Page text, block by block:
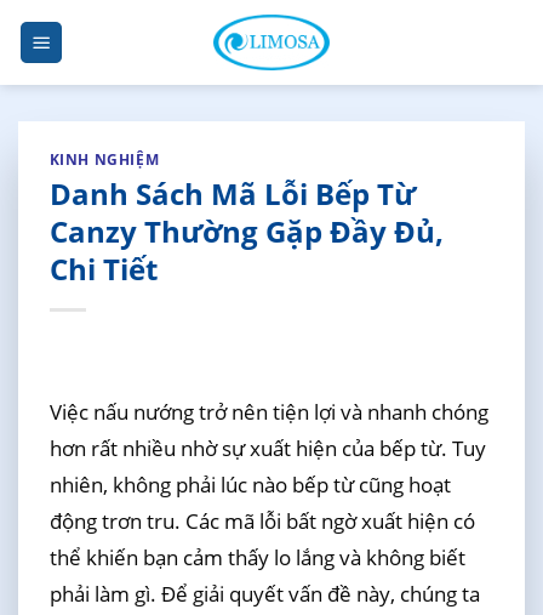
Skip
content
KINH NGHIỆM
Danh Sách Mã Lỗi Bếp Từ
Canzy Thường Gặp Đầy Đủ,
Chi Tiết
Việc nấu nướng trở nên tiện lợi và nhanh chóng
hơn rất nhiều nhờ sự xuất hiện của bếp từ. Tuy
nhiên, không phải lúc nào bếp từ cũng hoạt
động trơn tru. Các mã lỗi bất ngờ xuất hiện có
thể khiến bạn cảm thấy lo lắng và không biết
phải làm gì. Để giải quyết vấn đề này, chúng ta